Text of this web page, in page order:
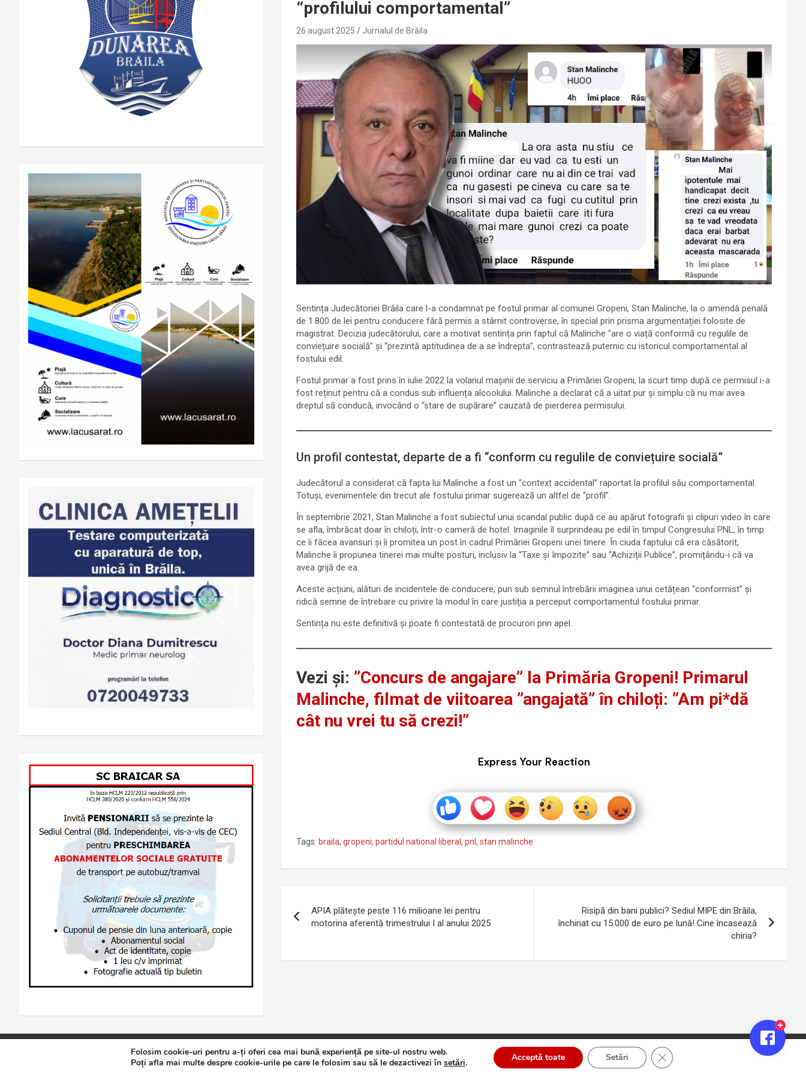
“profilului comportamental”
26 august 2025 Jurnalul de Brăila
Sentința Judecătoriei Brăila care l-a condamnat pe fostul primar al comunei Gropeni, Stan Malinche, la o amendă penală
de 1.800 de lei pentru conducere fără permis a stârnit controverse, în special prin prisma argumentației folosite de
magistrat. Decizia judecătorului, care a motivat sentința prin faptul că Malinche “are o viață conformă cu regulile de
conviețuire socială” și “prezintă aptitudinea de a se îndrepta”, contrastează puternic cu istoricul comportamental al
fostului edil.
Fostul primar a fost prins în iulie 2022 la volanul mașinii de serviciu a Primăriei Gropeni, la scurt timp după ce permisul i-a
fost reținut pentru că a condus sub influența alcoolului. Malinche a declarat că a uitat pur și simplu că nu mai avea
dreptul să conducă, invocând o “stare de supărare” cauzată de pierderea permisului.
Un profil contestat, departe de a fi “conform cu regulile de conviețuire socială”
Judecătorul a considerat că fapta lui Malinche a fost un “context accidental” raportat la profilul său comportamental.
Totuși, evenimentele din trecut ale fostului primar sugerează un altfel de “profil”.
În septembrie 2021, Stan Malinche a fost subiectul unui scandal public după ce au apărut fotografii și clipuri video în care
se afla, îmbrăcat doar în chiloți, într-o cameră de hotel. Imaginile îl surprindeau pe edil în timpul Congresului PNL, în timp
ce îi făcea avansuri și îi promitea un post în cadrul Primăriei Gropeni unei tinere. În ciuda faptului că era căsătorit,
Malinche îi propunea tinerei mai multe posturi, inclusiv la “Taxe și Impozite” sau “Achiziții Publice”, promițându-i că va
avea grijă de ea.
Aceste acțiuni, alături de incidentele de conducere, pun sub semnul întrebării imaginea unui cetățean “conformist” și
ridică semne de întrebare cu privire la modul în care justiția a perceput comportamentul fostului primar.
Sentința nu este definitivă și poate fi contestată de procurori prin apel.
Vezi și: ”Concurs de angajare” la Primăria Gropeni! Primarul
Malinche, filmat de viitoarea ”angajată” în chiloți: ”Am pi*dă
cât nu vrei tu să crezi!”
Express Your Reaction
Tags: braila, gropeni, partidul national liberal , pnl , stan malinche
în
APIA plătește peste 116 milioane lei pentru
motorina aferentă trimestrului I al anului 2025
Risipă din bani publici? Sediul MIPE din Brăila,
închiriat cu 15.000 de euro pe lună! Cine încasează
chiria?
Jurnalul de Brăila Politică de confidențialitate Theme by:Theme Horse Proudly Powered by: WordPress
Folosim cookie-uri pentru a-ți oferi cea mai bună experiență pe site-ul nostru web.
Poți afla mai multe despre cookie-urile pe care le folosim sau să le dezactivezi în setări. Acceptă toate Setări Close GDPR Cookie Banner